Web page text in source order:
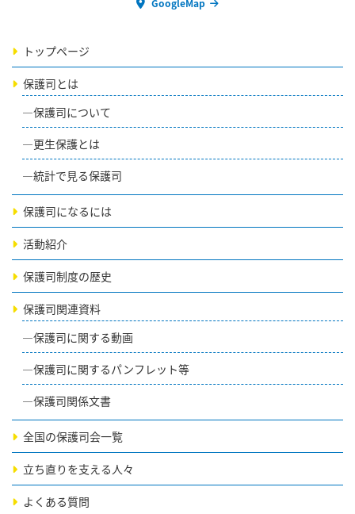
トップページ
保護司とは
保護司について
更生保護とは
統計で見る保護司
保護司になるには
活動紹介
保護司制度の歴史
保護司関連資料
保護司に関する動画
保護司に関するパンフレット等
保護司関係文書
全国の保護司会一覧
立ち直りを支える人々
よくある質問